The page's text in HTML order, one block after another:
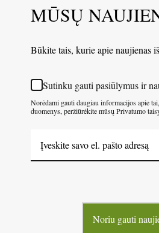
MŪSŲ
Būkite tais, kurie apie naujienas
Sutinku gauti pasiūlymus ir
Norėdami gauti daugiau informacijos apie
duomenys, peržiūrėkite mūsų Privatumo
Noriu gauti